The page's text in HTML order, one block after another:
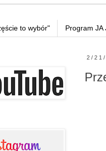
to wybór" Program JA
2/